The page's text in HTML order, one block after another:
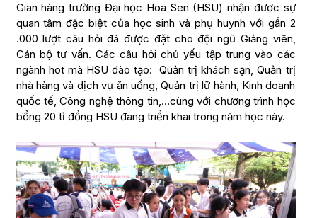
Gian hàng trường Đại học Hoa Sen (HSU) nhận được sự
quan tâm đặc biệt của học sinh và phụ huynh với gần 2
.000 lượt câu hỏi đã được đặt cho đội ngũ Giảng viên,
Cán bộ tư vấn. Các câu hỏi chủ yếu tập trung vào các
ngành hot mà HSU đào tạo: Quản trị khách sạn, Quản trị
nhà hàng và dịch vụ ăn uống, Quản trị lữ hành, Kinh doanh
quốc tế, Công nghệ thông tin,…cùng với chương trình học
bổng 20 tỉ đồng HSU đang triển khai trong năm học này.